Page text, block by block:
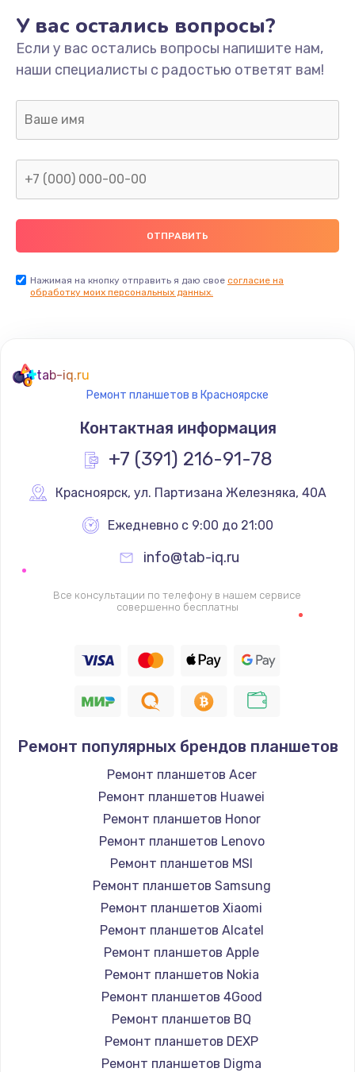
995 руб.
Заказать
Замена шлейфа матрицы
2600 руб.
Замена видеочипа
745 руб.
Заказать
Замена видеокарты
1600 руб.
Заказать
Ремонт цепей питания
2500 руб.
Заказать
Замена жесткого диска
Заказать
Установка драйверов
725 руб.
Заказать
Замена вебкамеры
1260 руб.
Заказать
Ремонт петель крышки
990 руб.
Заказать
Настройка Wi-Fi
1030 руб.
У вас остались вопросы?
Если у вас остались вопросы напишите нам,
наши специалисты с радостью ответят вам!
Нажимая на кнопку отправить я даю свое согласие на
обработку моих персональных данных.
tab-iq.ru
Ремонт планшетов в Красноярске
Контактная информация
+7 (391) 216-91-78
Красноярск, ул. Партизана Железняка, 40А
Ежедневно с 9:00 до 21:00
info@tab-iq.ru
Все консультации по телефону в нашем сервисе
совершенно бесплатны
Ремонт популярных брендов планшетов
Ремонт планшетов Acer
Ремонт планшетов Huawei
Ремонт планшетов Honor
Ремонт планшетов Lenovo
Ремонт планшетов MSI
Ремонт планшетов Samsung
Ремонт планшетов Xiaomi
Ремонт планшетов Alcatel
Ремонт планшетов Apple
Ремонт планшетов Nokia
Ремонт планшетов 4Good
Ремонт планшетов BQ
Ремонт планшетов DEXP
Ремонт планшетов Digma